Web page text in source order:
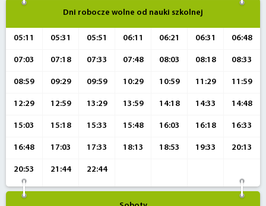
Dni robocze wolne od nauki szkolnej
05:11 05:31 05:51 06:11 06:21 06:31 06:48
07:03 07:18 07:33 07:48 08:03 08:18 08:33
08:59 09:29 09:59 10:29 10:59 11:29 11:59
12:29 12:59 13:29 13:59 14:18 14:33 14:48
15:03 15:18 15:33 15:48 16:03 16:18 16:33
16:48 17:03 17:33 18:13 18:53 19:33 20:13
20:53 21:44 22:44